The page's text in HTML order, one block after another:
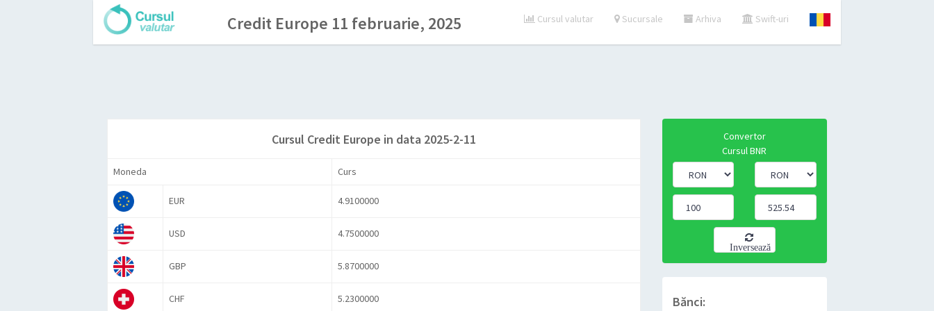
Credit Europe 11 februarie, 2025 Cursul valutar Sucursale Arhiva Swift-uri
Cursul Credit Europe in data 2025-2-11
Moneda Curs
EUR 4.9100000
USD 4.7500000
GBP 5.8700000
CHF 5.2300000
Convertor
Cursul BNR
Inversează
Bănci: